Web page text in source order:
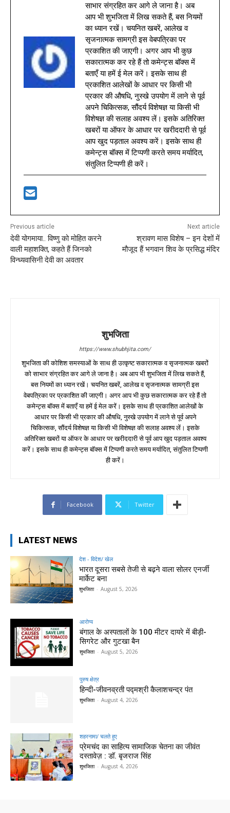
साभार संग्रहित कर आगे ले जाना है। अब
आप भी शुभजिता में लिख सकते हैं, बस नियमों
का ध्यान रखें। चयनित खबरें, आलेख व
सृजनात्मक सामग्री इस वेबपत्रिका पर
प्रकाशित की जाएगी। अगर आप भी कुछ
सकारात्मक कर रहे हैं तो कमेन्ट्स बॉक्स में
बताएँ या हमें ई मेल करें। इसके साथ ही
प्रकाशित आलेखों के आधार पर किसी भी
प्रकार की औषधि, नुस्खे उपयोग में लाने से पूर्व
अपने चिकित्सक, सौंदर्य विशेषज्ञ या किसी भी
विशेषज्ञ की सलाह अवश्य लें। इसके अतिरिक्त
खबरों या ऑफर के आधार पर खरीददारी से पूर्व
आप खुद पड़ताल अवश्य करें। इसके साथ ही
कमेन्ट्स बॉक्स में टिप्पणी करते समय मर्यादित,
संतुलित टिप्पणी ही करें।
Previous article
देवी योगमाया.. विष्णु को मोहित करने
वाली महाशक्ति, कहते हैं जिनको
विन्ध्यवासिनी देवी का अवतार
Next article
श्रावण मास विशेष – इन देशों में
मौजूद हैं भगवान शिव के प्रसिद्ध मंदिर
शुभजिता
https://www.shubhjita.com/
शुभजिता की कोशिश समस्याओं के साथ ही उत्कृष्ट सकारात्मक व सृजनात्मक खबरों
को साभार संग्रहित कर आगे ले जाना है। अब आप भी शुभजिता में लिख सकते हैं,
बस नियमों का ध्यान रखें। चयनित खबरें, आलेख व सृजनात्मक सामग्री इस
वेबपत्रिका पर प्रकाशित की जाएगी। अगर आप भी कुछ सकारात्मक कर रहे हैं तो
कमेन्ट्स बॉक्स में बताएँ या हमें ई मेल करें। इसके साथ ही प्रकाशित आलेखों के
आधार पर किसी भी प्रकार की औषधि, नुस्खे उपयोग में लाने से पूर्व अपने
चिकित्सक, सौंदर्य विशेषज्ञ या किसी भी विशेषज्ञ की सलाह अवश्य लें। इसके
अतिरिक्त खबरों या ऑफर के आधार पर खरीददारी से पूर्व आप खुद पड़ताल अवश्य
करें। इसके साथ ही कमेन्ट्स बॉक्स में टिप्पणी करते समय मर्यादित, संतुलित टिप्पणी
ही करें।
Facebook Twitter
LATEST NEWS
देश - विदेश/ खेल
भारत दूसरा सबसे तेजी से बढ़ने वाला सोलर एनर्जी
मार्केट बना
शुभजिता - August 5, 2026
आरोग्य
बंगाल के अस्पतालों के 100 मीटर दायरे में बीड़ी-
सिगरेट और गुटखा बैन
शुभजिता - August 5, 2026
पुरुष क्षेत्र
हिन्‍दी-जीवनव्रती पद्मश्री कैलाशचन्‍द्र पंत
शुभजिता - August 4, 2026
शहरनामा/ चलते हुए
प्रेमचंद का साहित्य सामाजिक चेतना का जीवंत
दस्तावेज़ : डॉ. बृजराज सिंह
शुभजिता - August 4, 2026